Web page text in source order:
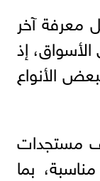
معرفة آخر
اليوم الثلاثاء عند التاجر 2-6-2026 في الأسواق، إذ
الأنواع
مستجدات
بما